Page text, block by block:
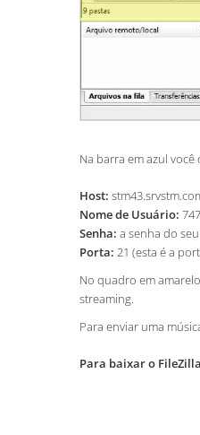
Na barra em azul
Host:
Nome de Usuário:
Senha: a senha do
Porta: 21 (esta é a
No quadro em
streaming.
Para enviar uma
Para baixar o